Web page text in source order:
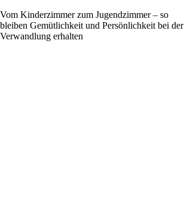
Vom Kinderzimmer zum Jugendzimmer – so
bleiben Gemütlichkeit und Persönlichkeit bei der
Verwandlung erhalten